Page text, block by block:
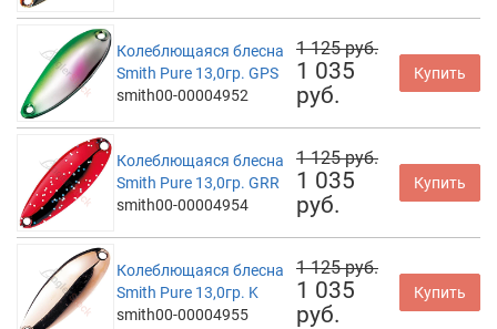
Колеблющаяся блесна
Smith Pure 13,0гр. GPS
smith00-00004952
1 125 руб.
1 035
руб.
Купить
Колеблющаяся блесна
Smith Pure 13,0гр. GRR
smith00-00004954
1 125 руб.
1 035
руб.
Купить
Колеблющаяся блесна
Smith Pure 13,0гр. K
smith00-00004955
1 125 руб.
1 035
руб.
Купить